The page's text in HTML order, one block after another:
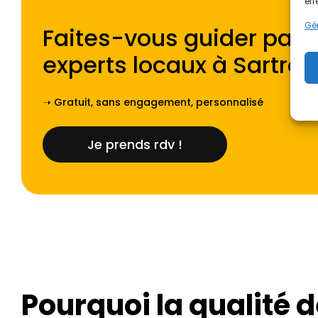
Faites-vous guider par
experts locaux à
➝ Gratuit, sans engagement, personnalisé
Je prends rdv !
Pourquoi la qualité